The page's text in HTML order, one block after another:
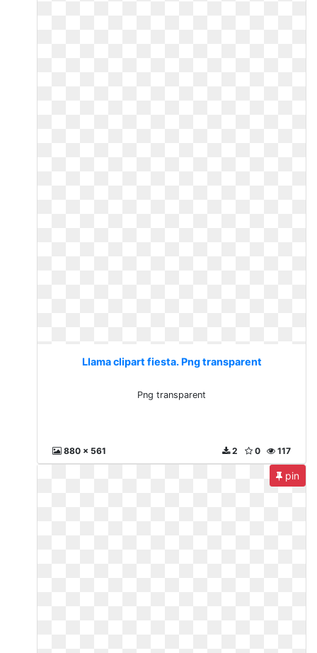
Llama clipart fiesta. Png transparent
Png transparent
880 x 561 117
0
2
pin